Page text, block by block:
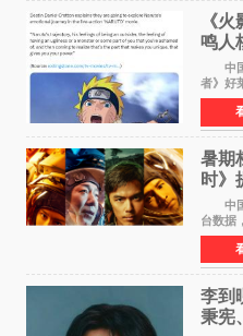
《
鸣人
自
中国娱
者》好
雷顿近
理解
感历程
暑期
时》
中国娱
台数据
（含预
也随
点燃了
李到
秉宪